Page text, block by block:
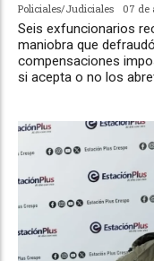
Policiales/Judiciales 07 de
Seis exfuncionarios
maniobra que
compensaciones
si acepta o no los